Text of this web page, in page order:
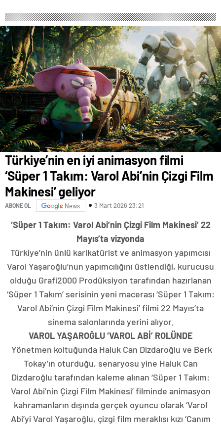
Türkiye’nin en iyi animasyon filmi
‘Süper 1 Takım: Varol Abi’nin Çizgi Film
Makinesi’ geliyor
ABONE OL News 3 Mart 2026 23:21
‘Süper 1 Takım: Varol Abi’nin Çizgi Film Makinesi’ 22
Mayıs’ta vizyonda
Türkiye’nin ünlü karikatürist ve animasyon yapımcısı
Varol Yaşaroğlu’nun yapımcılığını üstlendiği, kurucusu
olduğu Grafi2000 Prodüksiyon tarafından hazırlanan
‘Süper 1 Takım’ serisinin yeni macerası ‘Süper 1 Takım:
Varol Abi’nin Çizgi Film Makinesi’ filmi 22 Mayıs’ta
sinema salonlarında yerini alıyor.
VAROL YAŞAROĞLU ‘VAROL ABİ’ ROLÜNDE
Yönetmen koltuğunda Haluk Can Dizdaroğlu ve Berk
Tokay’ın oturduğu, senaryosu yine Haluk Can
Dizdaroğlu tarafından kaleme alınan ‘Süper 1 Takım:
Varol Abi’nin Çizgi Film Makinesi’ filminde animasyon
kahramanların dışında gerçek oyuncu olarak ‘Varol
Abi’yi Varol Yaşaroğlu, çizgi film meraklısı kızı ‘Canım